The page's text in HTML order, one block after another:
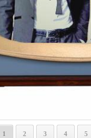
1 2 3 4 5